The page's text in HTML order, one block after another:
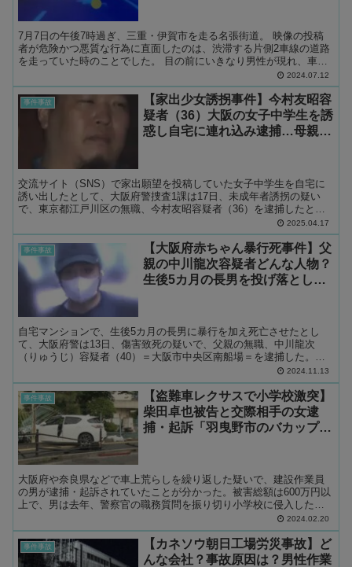
7月7日の午後7時過ぎ、三重・伊賀市を走る名張街道。 映像の投稿
者が危険かつ悪質な行為に直面したのは、渋滞する片側2車線の道路
を走っていた時のことでした。 目の前にいきなり男性が現れ、車の
行く手を阻むかのように大の字になり、車道の真ん中に寝...2024.07.12
事件事故
【家出少女誘拐事件】今村友昭容
疑者（36）大阪の女子中学生を誘
惑し自宅に連れ込み逮捕…母親の
交流サイト（SNS）で家出願望を投稿していた女子中学生を自宅に
誘い出したとして、大阪府警捜査1課は17日、未成年者誘拐の疑い
で、東京都江戸川区の無職、今村友昭容疑者（36）を逮捕したと発
表した。容疑を認めている。 逮捕容疑は7日午後、大阪府...2025.04.17
事件事故
【大阪府赤ちゃん暴行死事件】父
親の中川龍次容疑者どんな人物？
生後5カ月の長男を投げ落とし死
自宅マンションで、生後5カ月の長男に暴行を加え死亡させたとし
て、大阪府警は13日、傷害致死の疑いで、父親の無職、中川龍次
（りゅうじ）容疑者（40）＝大阪市中央区南船場＝を逮捕した。中
川容疑者は「夜泣きする長男を早く寝かせようと焦り、つい下に...
2024.11.13
事件事故
【盗難車レクサスで小学校激突】
柴田卓也被告と交際相手の女逮
捕・起訴「羽曳野市のバカップ
大阪府や奈良県などで車上荒らしを繰り返した疑いで、建設作業員
の男が逮捕・起訴されていたことが分かった。被害総額は600万円以
上で、男は去年、警察官の職務質問を振り切り小学校に侵入した疑
いで現行犯逮捕されていた。 ■「車上荒らし」繰り返す 被...2024.02.20
事件事故
【カネソウ朝日工場労災事故】ど
んな会社？事故原因は？男性作業